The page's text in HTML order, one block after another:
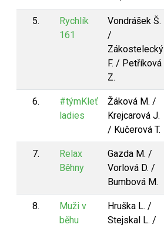
5.
Rychlík
161
Vondrášek Š.
/
Zákostelecký
F. / Petříková
Z.
6.
#týmKleť
ladies
Žáková M. /
Krejcarová J.
/ Kučerová T.
7.
Relax
Běhny
Gazda M. /
Vorlová D. /
Bumbová M.
8.
Muži v
běhu
Hruška L. /
Stejskal L. /